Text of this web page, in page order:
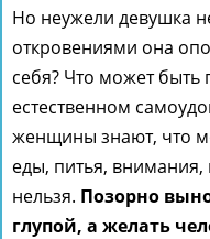
Но неужели девушка
откровениями она
себя? Что может
естественном
женщины знают, что
еды, питья,
нельзя. Позорно
глупой, а желать